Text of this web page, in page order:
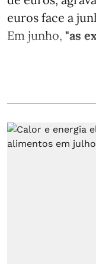
euros face a
Em junho, "as